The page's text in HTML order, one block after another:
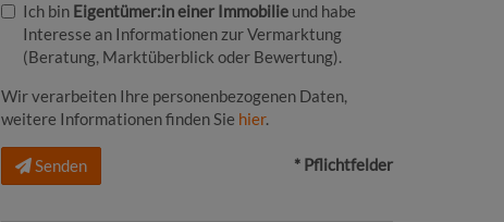
Ich bin Eigentümer:in einer Immobilie und habe
Interesse an Informationen zur Vermarktung
(Beratung, Marktüberblick oder Bewertung).
Wir verarbeiten Ihre personenbezogenen Daten,
weitere Informationen finden Sie hier.
Senden * Pflichtfelder